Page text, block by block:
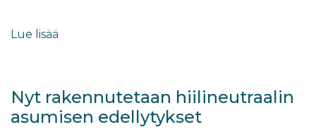
Lue lisää
Nyt rakennutetaan hiilineutraalin
asumisen edellytykset